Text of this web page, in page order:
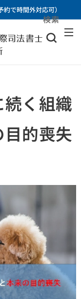
で時間外対応可）
司法書士・
検索
続く組織
的喪失